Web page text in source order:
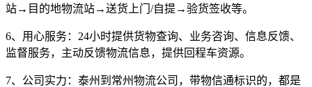
站→目的地物流站→送货上门/自提→验货签收等。
6、用心服务： 24小时提供货物查询、业务咨询、信息反馈、
监督服务，主动反馈物流信息，提供回程车资源。
7、公司实力： 泰州到常州物流公司，带物信通标识的，都是